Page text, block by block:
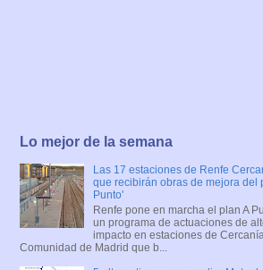
Lo mejor de la semana
Las 17 estaciones de Renfe
que recibirán obras de mejora del
Punto'
Renfe pone en marcha el plan A
un programa de actuaciones de
impacto en estaciones de
Comunidad de Madrid que b...